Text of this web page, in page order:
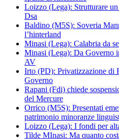
Loizzo (Lega): Strutturare
Dsa
Baldino (M5S): Soveria
l’hinterland
Minasi (Lega): Calabria da
Minasi (Lega): Da Governo
AV
Irto (PD): Privatizzazione di
Governo
Rapani (Fdi) chiede
del Mercure
Orrico (M5S): Presentati
patrimonio minoranze
Loizzo (Lega): I fondi per
Tilde MInasi: Ma quanto